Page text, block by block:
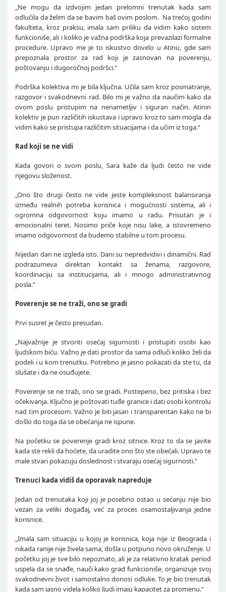
„Ne mogu da izdvojim jedan prelomni trenutak kada sam
odlučila da želim da se bavim baš ovim poslom. Na trećoj godini
fakulteta, kroz praksu, imala sam priliku da vidim kako sistem
funkcioniše, ali i koliko je važna podrška koja prevazilazi formalne
procedure. Upravo me je to iskustvo dovelo u Atinu, gde sam
prepoznala prostor za rad koji je zasnovan na poverenju,
poštovanju i dugoročnoj podršci.“
Podrška kolektiva mi je bila ključna. Učila sam kroz posmatranje,
razgovor i svakodnevni rad. Bilo mi je važno da naučim kako da
ovom poslu pristupim na nenametljiv i siguran način. Atinin
kolektiv je pun različitih iskustava i upravo kroz to sam mogla da
vidim kako se pristupa različitim situacijama i da učim iz toga.“
Rad koji se ne vidi
Kada govori o svom poslu, Sara kaže da ljudi često ne vide
njegovu složenost.
„Ono što drugi često ne vide jeste kompleksnost balansiranja
između realnih potreba korisnica i mogućnosti sistema, ali i
ogromna odgovornost koju imamo u radu. Prisutan je i
emocionalni teret. Nosimo priče koje nisu lake, a istovremeno
imamo odgovornost da budemo stabilne u tom procesu.
Nijedan dan ne izgleda isto. Dani su nepredvidivi i dinamični. Rad
podrazumeva direktan kontakt sa ženama, razgovore,
koordinaciju sa institucijama, ali i mnogo administrativnog
posla.“
Poverenje se ne traži, ono se gradi
Prvi susret je često presudan.
„Najvažnije je stvoriti osećaj sigurnosti i pristupiti osobi kao
ljudskom biću. Važno je dati prostor da sama odluči koliko želi da
podeli i u kom trenutku. Potrebno je jasno pokazati da ste tu, da
slušate i da ne osuđujete.
Poverenje se ne traži, ono se gradi. Postepeno, bez pritiska i bez
očekivanja. Ključno je poštovati tuđe granice i dati osobi kontrolu
nad tim procesom. Važno je biti jasan i transparentan kako ne bi
došlo do toga da se obećanja ne ispune.
Na početku se poverenje gradi kroz sitnice. Kroz to da se javite
kada ste rekli da hoćete, da uradite ono što ste obećali. Upravo te
male stvari pokazuju doslednost i stvaraju osećaj sigurnosti.“
Trenuci kada vidiš da oporavak napreduje
Jedan od trenutaka koji joj je posebno ostao u sećanju nije bio
vezan za veliki događaj, već za proces osamostaljivanja jedne
korisnice.
„Imala sam situaciju u kojoj je korisnica, koja nije iz Beograda i
nikada ranije nije živela sama, došla u potpuno novo okruženje. U
početku joj je sve bilo nepoznato, ali je za relativno kratak period
uspela da se snađe, nauči kako grad funkcioniše, organizuje svoj
svakodnevni život i samostalno donosi odluke. To je bio trenutak
kada sam jasno videla koliko ljudi imaju kapacitet za promenu.“